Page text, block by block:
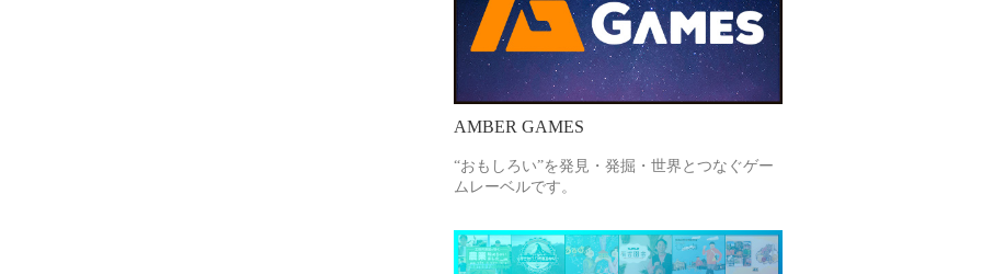
AMBER GAMES
“おもしろい”を発見・発掘・世界とつなぐゲー
ムレーベルです。